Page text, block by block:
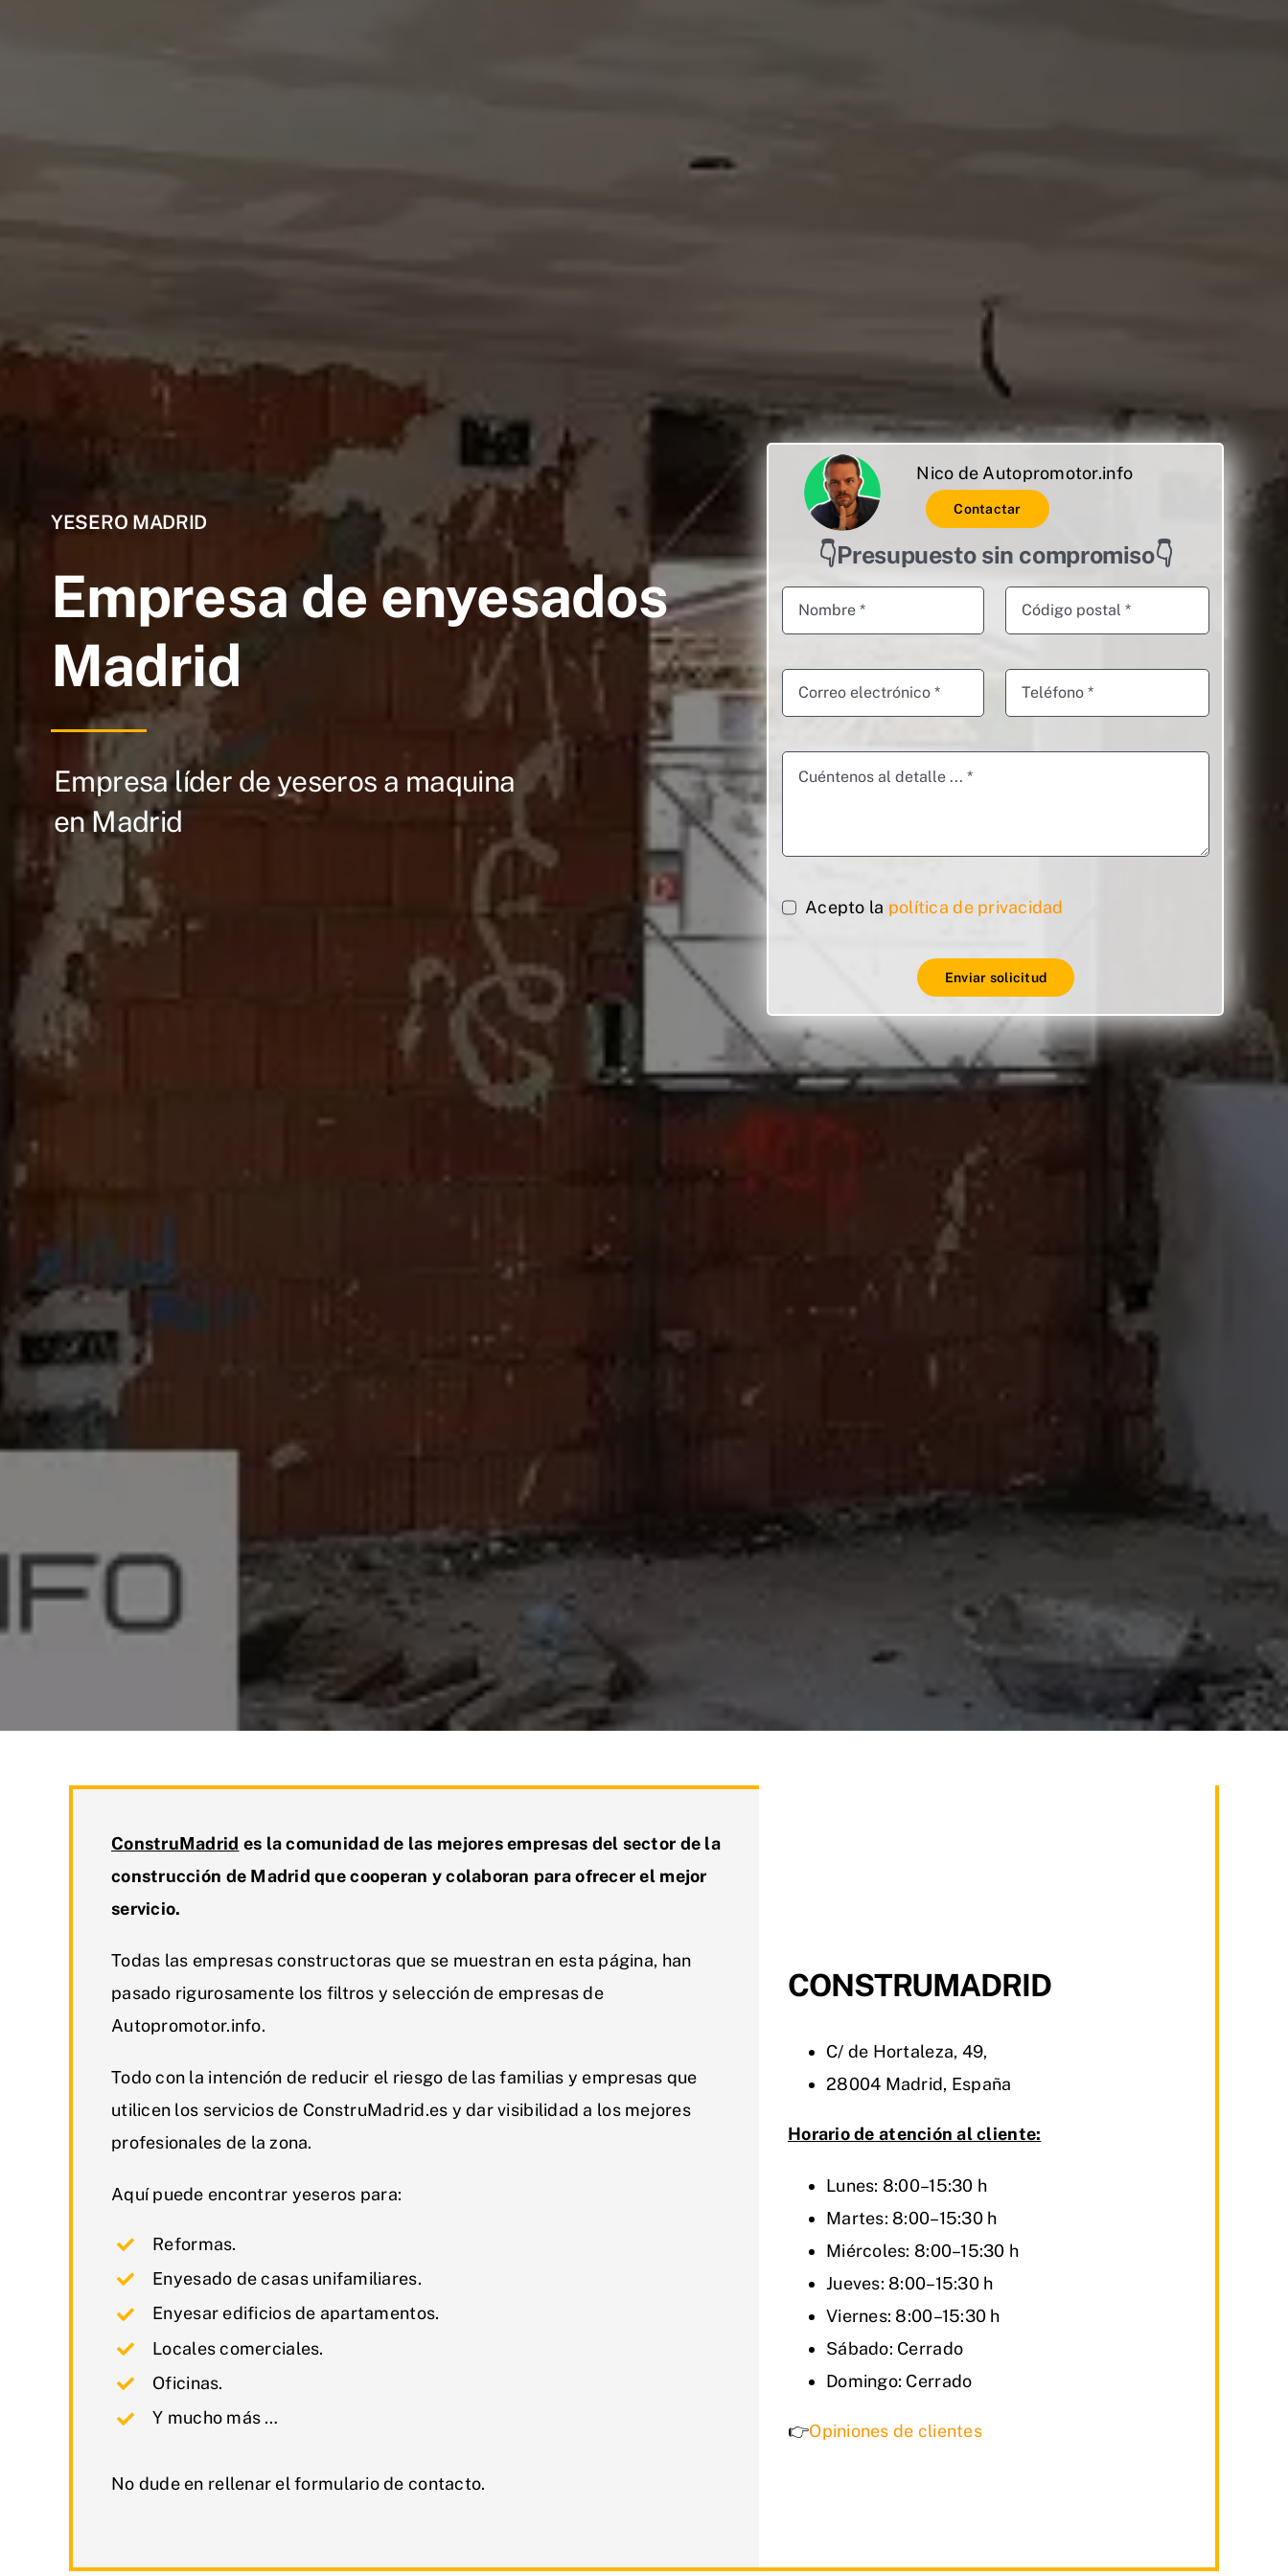
YESERO MADRID
Empresa de enyesados
Madrid
Empresa líder de yeseros a maquina
en Madrid
Nico de Autopromotor.info
Contactar
👇Presupuesto sin compromiso👇
Acepto la política de privacidad
Enviar solicitud
ConstruMadrid es la comunidad de las mejores empresas del sector de la
construcción de Madrid que cooperan y colaboran para ofrecer el mejor
servicio.
Todas las empresas constructoras que se muestran en esta página, han
pasado rigurosamente los filtros y selección de empresas de
Autopromotor.info.
Todo con la intención de reducir el riesgo de las familias y empresas que
utilicen los servicios de ConstruMadrid.es y dar visibilidad a los mejores
profesionales de la zona.
Aquí puede encontrar yeseros para:
Reformas.
Enyesado de casas unifamiliares.
Enyesar edificios de apartamentos.
Locales comerciales.
Oficinas.
Y mucho más …
No dude en rellenar el formulario de contacto.
CONSTRUMADRID
C/ de Hortaleza, 49,
28004 Madrid, España
Horario de atención al cliente:
Lunes: 8:00–15:30 h
Martes: 8:00–15:30 h
Miércoles: 8:00–15:30 h
Jueves: 8:00–15:30 h
Viernes: 8:00–15:30 h
Sábado: Cerrado
Domingo: Cerrado
👉Opiniones de clientes